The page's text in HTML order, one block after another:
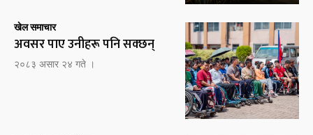
खेल समाचार
अवसर पाए उनीहरू पनि सक्छन्
२०८३ असार २४ गते ।